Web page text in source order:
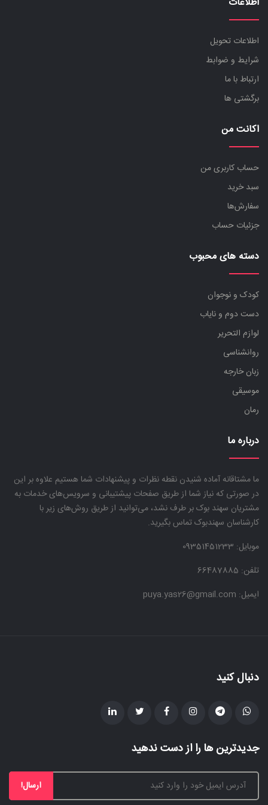
اطلاعات تحویل
شرایط و ضوابط
ارتباط با ما
برگشتی ها
اکانت من
حساب کاربری من
سبد خرید
سفارش‌ها
جزئیات حساب
دسته های محبوب
کودک و نوجوان
دست دوم و نایاب
لوازم التحریر
روانشناسی
زبان خارجه
موسیقی
رمان
درباره ما
ما مشتاقانه آماده شنیدن نقطه نظرات و پیشنهادات شما هستیم علاوه بر این
در صورتی که نیاز شما از طریق صفحات پیشتیبانی و سرویس‌های خدمات به
مشتریان سهند بوک بر طرف نشد، می‌توانید از طریق روش‌های زیر با
کارشناسان سهندبوک تماس بگیرید.
موبایل:
تلفن: 66487885
ایمیل: puya.yas26@gmail.com
دنبال کنید
جدیدترین ها را از دست ندهید
ارسال!